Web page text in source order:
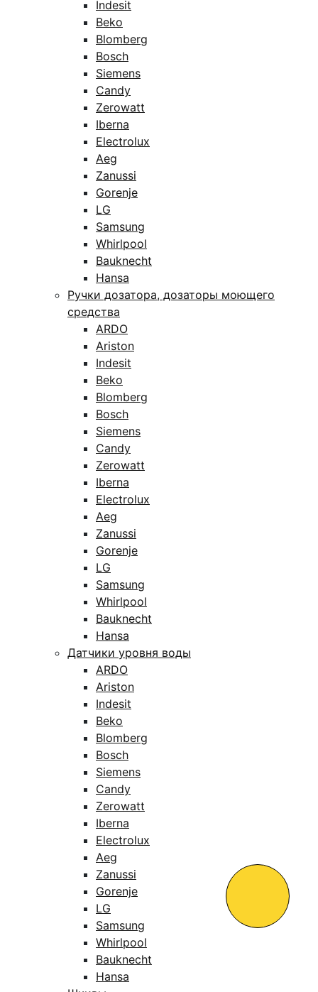
Indesit
Beko
Blomberg
Bosch
Siemens
Candy
Zerowatt
Iberna
Electrolux
Aeg
Zanussi
Gorenje
LG
Samsung
Whirlpool
Bauknecht
Hansa
Ручки дозатора, дозаторы моющего
средства
ARDO
Ariston
Indesit
Beko
Blomberg
Bosch
Siemens
Candy
Zerowatt
Iberna
Electrolux
Aeg
Zanussi
Gorenje
LG
Samsung
Whirlpool
Bauknecht
Hansa
Датчики уровня воды
ARDO
Ariston
Indesit
Beko
Blomberg
Bosch
Siemens
Candy
Zerowatt
Iberna
Electrolux
Aeg
Zanussi
Gorenje
LG
Samsung
Whirlpool
Bauknecht
Hansa